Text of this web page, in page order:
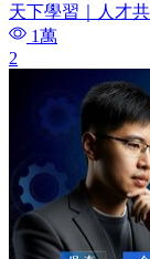
天下學習｜人才
1萬
2